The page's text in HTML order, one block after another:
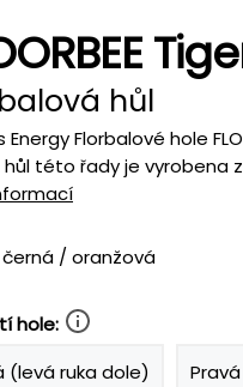
hůl
Energy Florbalové hole
této řady je vyrobena z
černá / oranžová
hole:
(levá ruka dole)